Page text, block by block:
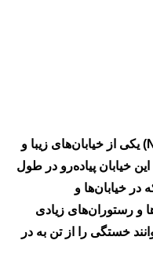
«خیابان شمالی» (Northern Avenue) یکی از خیابان‌های زیبا و
خیابان پیاده‌رو در طول
خیابان‌ها و
و رستوران‌های زیادی
خستگی را از تن به در